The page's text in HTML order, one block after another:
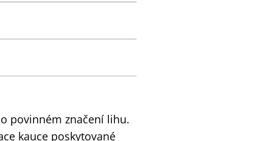
povinném značení lihu.
kauce poskytované